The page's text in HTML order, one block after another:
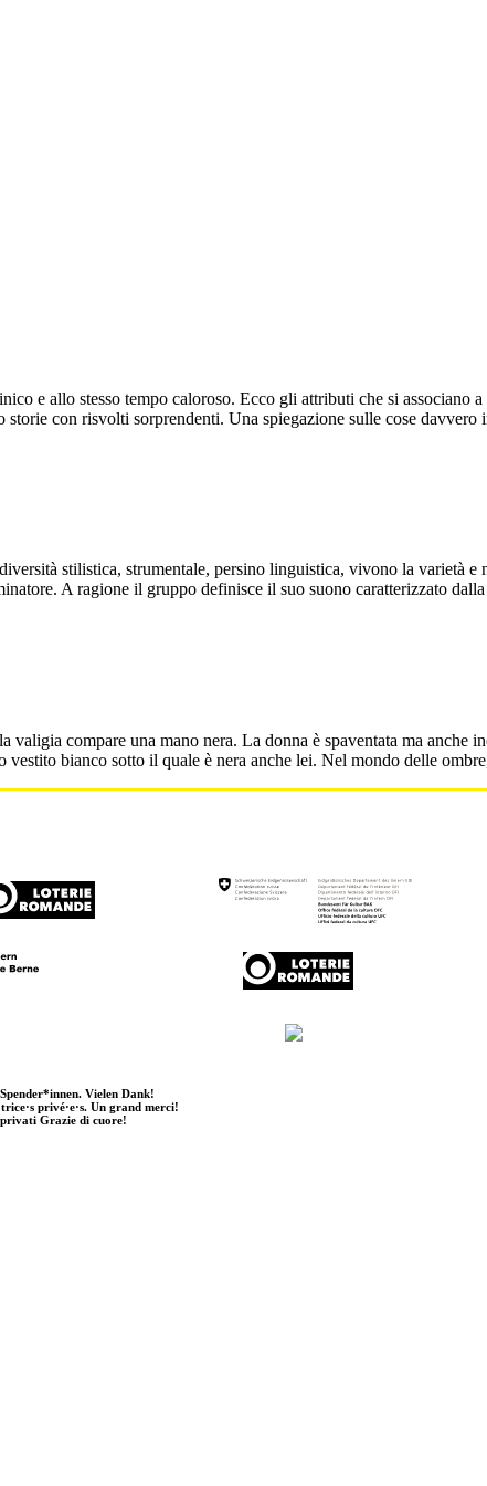
e allo stesso tempo caloroso. Ecco gli attributi che si associano
con risvolti sorprendenti. Una spiegazione sulle cose
stilistica, strumentale, persino linguistica, vivono la varietà
A ragione il gruppo definisce il suo suono caratterizzato
compare una mano nera. La donna è spaventata ma anche
bianco sotto il quale è nera anche lei. Nel mondo delle
Vielen Dank!
privé·e·s. Un grand merci!
Grazie di cuore!